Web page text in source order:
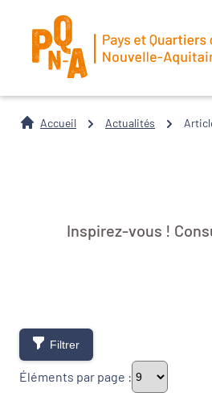
Accueil Actualités
Inspirez-vous !
Filtrer
Éléments par page :